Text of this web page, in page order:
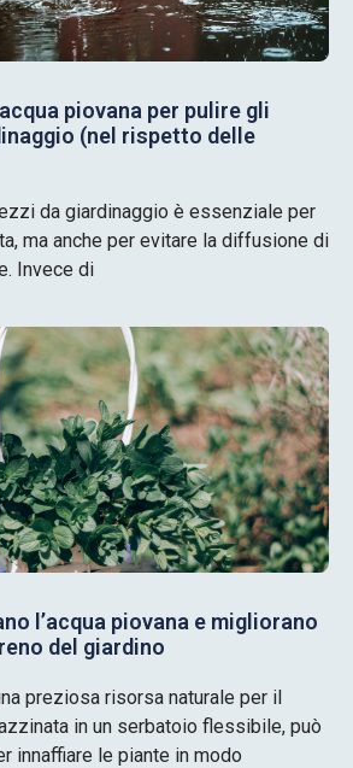
piovana per pulire gli
(nel rispetto delle
da giardinaggio è essenziale per
ma anche per evitare la diffusione di
Invece di
l’acqua piovana e migliorano
del giardino
preziosa risorsa naturale per il
in un serbatoio flessibile, può
innaffiare le piante in modo